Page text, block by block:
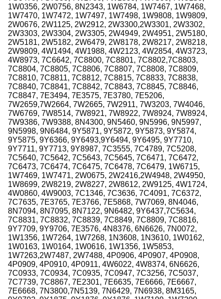
1W0356, 2W0756, 8N2343, 1W6784, 1W7467, 1W7468,
1W7470, 1W7472, 1W7497, 1W7498, 1W9808, 1W9809,
2W0676, 2W1125, 2W2912, 2W3300,2W3301, 2W3302,
2W3303, 2W3304, 2W3305, 2W4949, 2W4951, 2W5180,
2W5181, 2W5182, 2W6479, 2W8178, 2W8217, 2W8218,
2W9809, 4W1494, 4W1988, 4W2123, 4W2854, 4W3723,
4W8973, 7C6642, 7C8800, 7C8801, 7C8802,7C8803,
7C8804, 7C8805, 7C8806, 7C8807, 7C8808, 7C8809,
7C8810, 7C8811, 7C8812, 7C8815, 7C8833, 7C8838,
7C8840, 7C8841, 7C8842, 7C8843, 7C8845, 7C8846,
7C8847, 7E3494, 7E3575, 7E3780, 7E5206,
7W2659,7W2664, 7W2665, 7W2911, 7W3203, 7W4046,
7W6769, 7W8514, 7W8921, 7W8922, 7W8924, 7W8924,
7W9386, 7W9388, 8N4300, 9N5460, 9N5996, 9N5997,
9N5998, 9N6484, 9Y5871, 9Y5872, 9Y5873, 9Y5874,
9Y5875, 9Y6366, 9Y6493,9Y6494, 9Y6495, 9Y7710,
9Y7711, 9Y7713, 9Y8987, 7C3555, 7C4789, 7C5208,
7C5640, 7C5642, 7C5643, 7C5645, 7C6471, 7C6472,
7C6473, 7C6474, 7C6475, 7C6478, 7C6479, 1W6715,
1W7469, 1W7471, 2W0675, 2W2416,2W4948, 2W4950,
1W8699, 2W8219, 2W8227, 2W8612, 2W9125, 4W1724,
4W0860, 4W9003, 7C1346, 7C3636, 7C4091, 7C6372,
7C7635, 7E3765, 7E3766, 7E5868, 7W7069, 8N4046,
8N7094, 8N7095, 8N7122, 9N6482, 9Y6437,7C5634,
7C8831, 7C8832, 7C8839, 7C8849, 7C8809, 7C8816,
9Y7709, 9Y9706, 7E3576, 4N8376, 6N6626, 7N0072,
1W1356, 1W7264, 1W7268, 1N3608, 1N3610, 1W0162,
1W0163, 1W0164, 1W0616, 1W1356, 1W5853,
1W7263,2W7487, 2W7488, 4P0906, 4P0907, 4P0908,
4P0909, 4P0910, 4P0911, 4W6022, 4W8374, 6N6626,
7C0933, 7C0934, 7C0935, 7C0947, 7C3256, 7C5037,
7C7739, 7C8867, 7E2301, 7E6635, 7E6666, 7E6667,
7E6668, 7N3800,7N5139, 7N6429, 7N6938, 8M3165,